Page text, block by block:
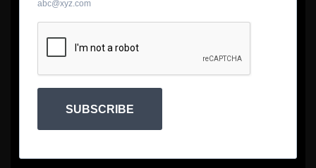
abc@xyz.com
SUBSCRIBE